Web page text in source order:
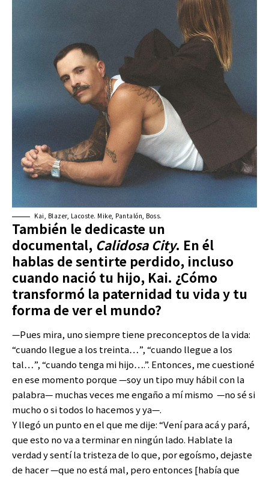
Kai, Blazer, Lacoste. Mike, Pantalón, Boss.
También le dedicaste un
documental, Calidosa City. En él
hablas de sentirte perdido, incluso
cuando nació tu hijo, Kai. ¿Cómo
transformó la paternidad tu vida y tu
forma de ver el mundo?
—Pues mira, uno siempre tiene preconceptos de la vida:
“cuando llegue a los treinta…”, “cuando llegue a los
tal…”, “cuando tenga mi hijo….”. Entonces, me cuestioné
en ese momento porque —soy un tipo muy hábil con la
palabra— muchas veces me engaño a mí mismo —no sé si
mucho o si todos lo hacemos y ya—.
Y llegó un punto en el que me dije: “Vení para acá y pará,
que esto no va a terminar en ningún lado. Hablate la
verdad y sentí la tristeza de lo que, por egoísmo, dejaste
de hacer —que no está mal, pero entonces [había que